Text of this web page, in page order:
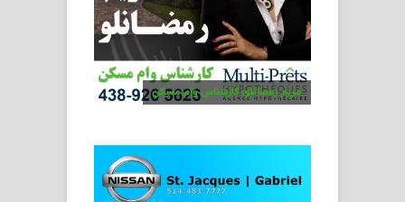
مریم رمضانلو، کارشناس وام مسکن